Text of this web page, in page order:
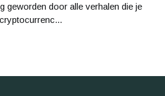
geworden door alle verhalen die je